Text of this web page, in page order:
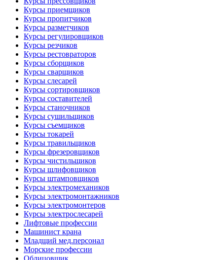
Курсы приемщиков
Курсы пропитчиков
Курсы разметчиков
Курсы регулировщиков
Курсы резчиков
Курсы рестовраторов
Курсы сборщиков
Курсы сварщиков
Курсы слесарей
Курсы сортировщиков
Курсы составителей
Курсы станочников
Курсы сушильщиков
Курсы съемщиков
Курсы токарей
Курсы травильщиков
Курсы фрезеровщиков
Курсы чистильщиков
Курсы шлифовщиков
Курсы штамповщиков
Курсы электромехаников
Курсы электромонтажников
Курсы электромонтеров
Курсы электрослесарей
Лифтовые профессии
Машинист крана
Младщий мед.персонал
Морские профессии
Облицовщик